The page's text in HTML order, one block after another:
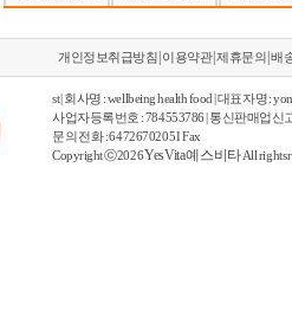
개인정보취급방침 이용약관|제휴문의 |배
st | 회사명 : wellbeing health food | 대표자명 :
사업자등록번호 : 784553786 | 통신판매업신
문의 전화 : 6472670205 I Fax
Copyright ⓒ2026YesVita 예스비타All rights